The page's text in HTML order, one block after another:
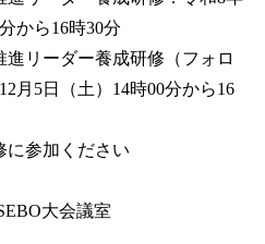
から16時30分
進リーダー養成研修（フォロ
月5日（土）14時00分から16
に参加ください
大会議室